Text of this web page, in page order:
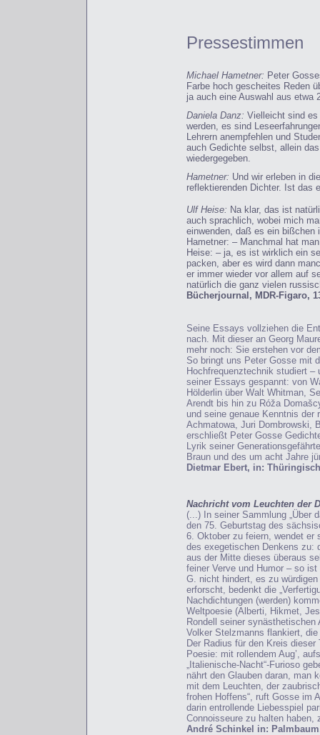
Pressestimmen
Michael Hametner: Peter
Farbe hoch gescheites Reden
ja auch eine Auswahl aus etwa
Daniela Danz: Vielleicht sind
werden, es sind
Lehrern anempfehlen und
auch Gedichte selbst, allein
wiedergegeben.
Hametner: Und wir erleben in
reflektierenden Dichter. Ist das
Ulf Heise: Na klar, das ist
auch sprachlich, wobei mich
einwenden, daß es ein
Hametner: – Manchmal hat
Heise: – ja, es ist wirklich ein
packen, aber es wird dann
er immer wieder vor allem auf
natürlich die ganz vielen
Bücherjournal, MDR-Figaro,
Seine Essays vollziehen die
nach. Mit dieser an Georg
mehr noch: Sie erstehen vor
So bringt uns Peter Gosse mit
Hochfrequenztechnik studiert
seiner Essays gespannt: von
Hölderlin über Walt Whitman,
Arendt bis hin zu Róža
und seine genaue Kenntnis
Achmatowa, Juri Dombrowski,
erschließt Peter Gosse
Lyrik seiner
Braun und des um acht Jahre
Dietmar Ebert, in:
Nachricht vom Leuchten der
(...) In seiner Sammlung „Über
den 75. Geburtstag des
6. Oktober zu feiern, wendet er
des exegetischen Denkens zu:
aus der Mitte dieses überaus
feiner Verve und Humor – so
G. nicht hindert, es zu
erforscht, bedenkt die
Nachdichtungen (werden)
Weltpoesie (Alberti, Hikmet,
Rondell seiner
Volker Stelzmanns flankiert,
Der Radius für den Kreis
Poesie: mit rollendem Aug’,
„Italienische-Nacht“-Furioso
nährt den Glauben daran, man
mit dem Leuchten, der
frohen Hoffens“, ruft Gosse im
darin entrollende Liebesspiel
Connoisseure zu halten haben,
André Schinkel in: